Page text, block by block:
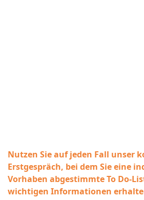
Nutzen Sie auf jeden Fall unser
Erstgespräch, bei dem Sie eine
Vorhaben abgestimmte To Do-
wichtigen Informationen